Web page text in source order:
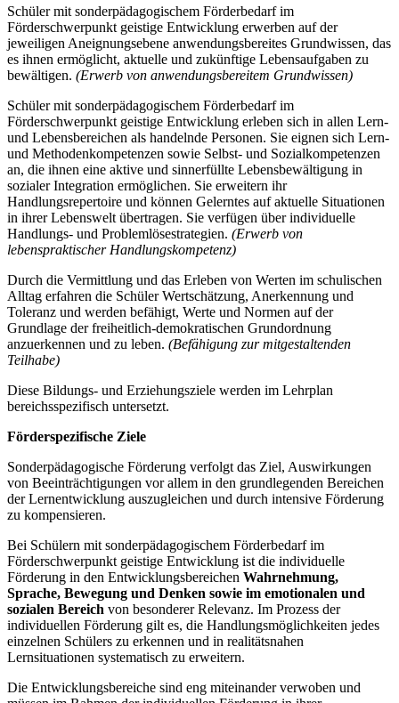
Schüler mit sonderpädagogischem Förderbedarf im
Förderschwerpunkt geistige Entwicklung erwerben auf der
jeweiligen Aneignungsebene anwendungsbereites Grundwissen, das
es ihnen ermöglicht, aktuelle und zukünftige Lebensaufgaben zu
bewältigen. (Erwerb von anwendungsbereitem Grundwissen)
Schüler mit sonderpädagogischem Förderbedarf im
Förderschwerpunkt geistige Entwicklung erleben sich in allen Lern-
und Lebensbereichen als handelnde Personen. Sie eignen sich Lern-
und Methodenkompetenzen sowie Selbst- und Sozialkompetenzen
an, die ihnen eine aktive und sinnerfüllte Lebensbewältigung in
sozialer Integration ermöglichen. Sie erweitern ihr
Handlungsrepertoire und können Gelerntes auf aktuelle Situationen
in ihrer Lebenswelt übertragen. Sie verfügen über individuelle
Handlungs- und Problemlösestrategien. (Erwerb von
lebenspraktischer Handlungskompetenz)
Durch die Vermittlung und das Erleben von Werten im schulischen
Alltag erfahren die Schüler Wertschätzung, Anerkennung und
Toleranz und werden befähigt, Werte und Normen auf der
Grundlage der freiheitlich-demokratischen Grundordnung
anzuerkennen und zu leben. (Befähigung zur mitgestaltenden
Teilhabe)
Diese Bildungs- und Erziehungsziele werden im Lehrplan
bereichsspezifisch untersetzt.
Förderspezifische Ziele
Sonderpädagogische Förderung verfolgt das Ziel, Auswirkungen
von Beeinträchtigungen vor allem in den grundlegenden Bereichen
der Lernentwicklung auszugleichen und durch intensive Förderung
zu kompensieren.
Bei Schülern mit sonderpädagogischem Förderbedarf im
Förderschwerpunkt geistige Entwicklung ist die individuelle
Förderung in den Entwicklungsbereichen Wahrnehmung,
Sprache, Bewegung und Denken sowie im emotionalen und
sozialen Bereich von besonderer Relevanz. Im Prozess der
individuellen Förderung gilt es, die Handlungsmöglichkeiten jedes
einzelnen Schülers zu erkennen und in realitätsnahen
Lernsituationen systematisch zu erweitern.
Die Entwicklungsbereiche sind eng miteinander verwoben und